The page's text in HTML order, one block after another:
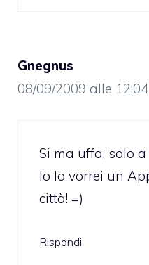
Gnegnus
08/09/2009 alle 12:04
Si ma uffa, solo
Io lo vorrei un
città! =)
Rispondi